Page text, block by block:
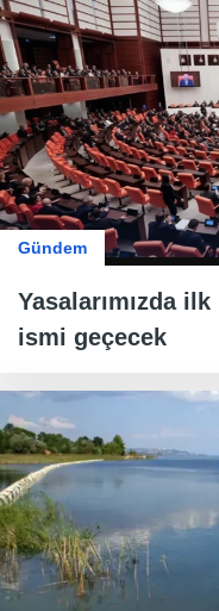
Gündem
Yasalarımızda
ismi geçecek